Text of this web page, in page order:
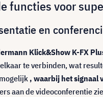
functies voor
en
Klick&Show K-FX
te verbinden, wat
mogelijk , waarbij het signaal
aan de videoconferentie